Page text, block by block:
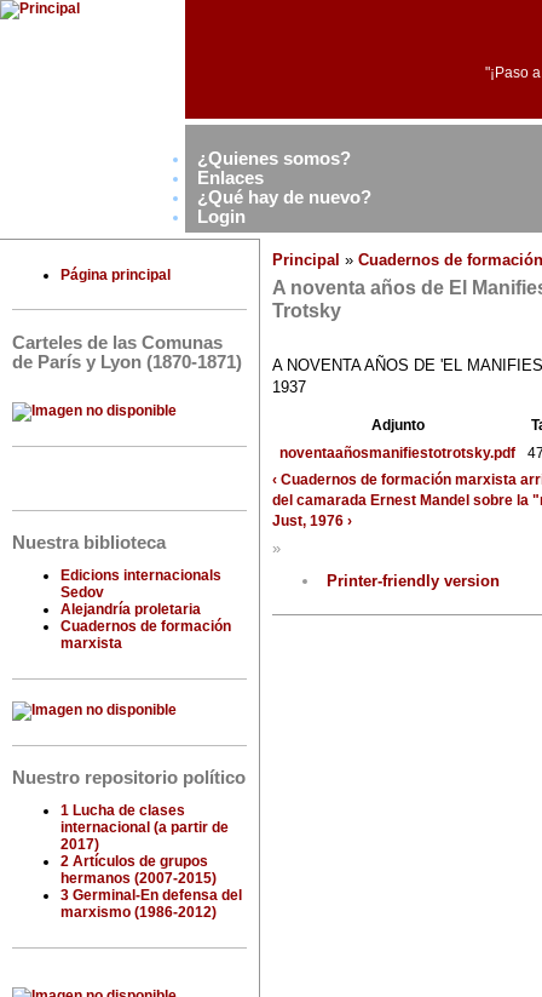
"¡Paso
¿Quienes somos?
Enlaces
¿Qué hay de nuevo?
Login
Página principal
Carteles de las Comunas
de París y Lyon (1870-1871)
Nuestra biblioteca
Edicions internacionals
Sedov
Alejandría proletaria
Cuadernos de formación
marxista
Nuestro repositorio político
1 Lucha de clases
internacional (a partir de
2017)
2 Artículos de grupos
hermanos (2007-2015)
3 Germinal-En defensa del
marxismo (1986-2012)
Principal » Cuadernos de
A noventa años de El
Trotsky
A NOVENTA AÑOS DE 'EL
1937
Adjunto
noventaañosmanifiestotrotsky.pdf
‹ Cuadernos de formación marxista
del camarada Ernest Mandel sobre la
Just, 1976 ›
»
Printer-friendly version